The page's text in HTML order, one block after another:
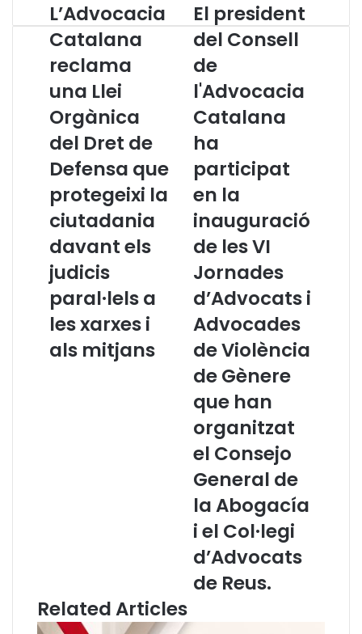
L
’
A
d
o
c
a
c
i
a
C
t
a
l
a
n
a
r
e
g
à
L’Advocacia
Catalana
reclama
una Llei
Orgànica
del Dret de
Defensa que
protegeixi la
ciutadania
davant els
judicis
paral·lels a
les xarxes i
als mitjans
E
l
p
r
i
d
e
n
t
d
e
l
C
o
n
s
e
l
l
e
l
A
d
o
c
c
i
C
t
El president
del Consell
de
l'Advocacia
Catalana
ha
participat
en la
inauguració
de les VI
Jornades
d’Advocats i
Advocades
de Violència
de Gènere
que han
organitzat
el Consejo
General de
la Abogacía
i el Col·legi
d’Advocats
de Reus.
Related Articles